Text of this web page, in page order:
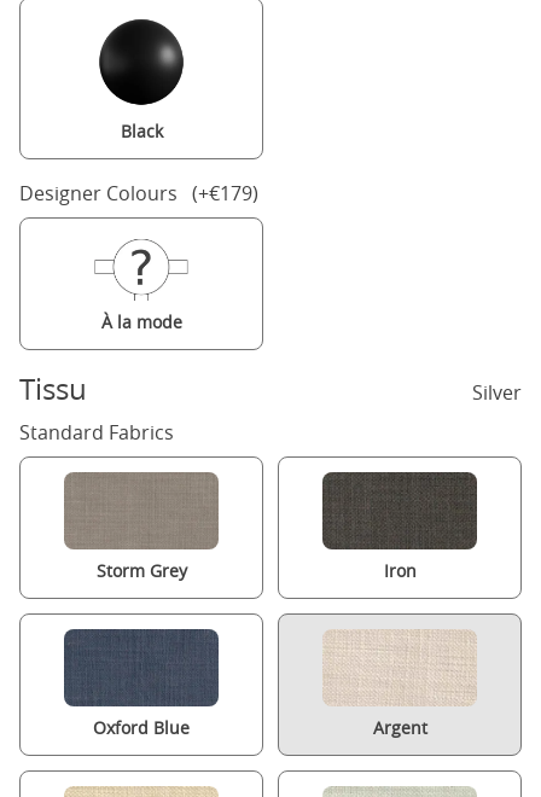
Black
Designer Colours (+€179)
À la mode
Tissu
Silver
Standard Fabrics
Storm Grey Iron
Oxford Blue Argent